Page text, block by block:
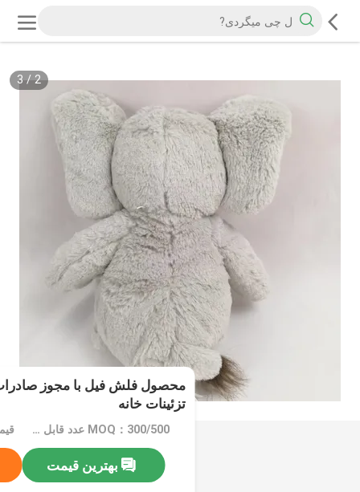
2
/
3
محصول فلش فیل با مجوز
تزئینات خانه
MOQ：300/500 عدد قابل مذاکره
بهترین قیمت